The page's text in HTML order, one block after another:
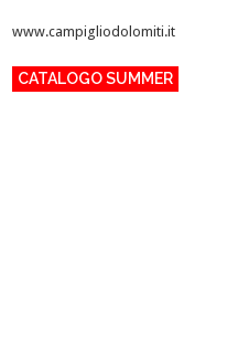
www.campigliodolomiti.it
CATALOGO SUMMER